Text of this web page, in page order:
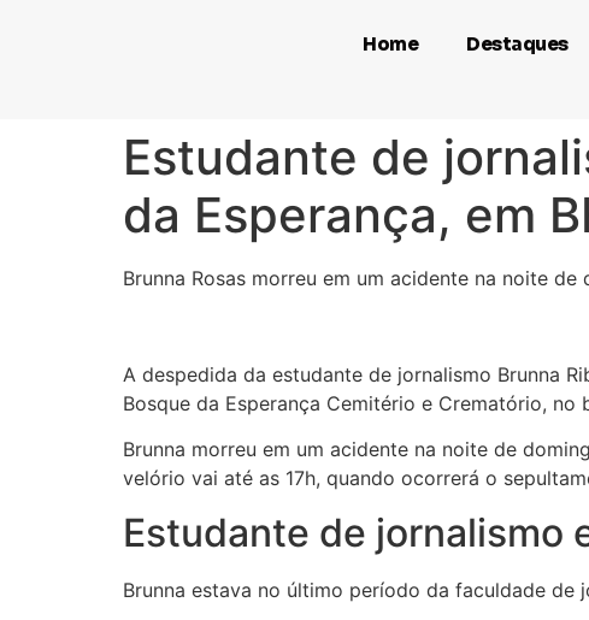
Home Destaques
Estudante de
da Esperança, em
Brunna Rosas morreu em um acidente na noite
A despedida da estudante de jornalismo Brunna
Bosque da Esperança Cemitério e Crematório,
Brunna morreu em um acidente na noite de
velório vai até as 17h, quando ocorrerá o
Estudante de jornalismo
Brunna estava no último período da faculdade de